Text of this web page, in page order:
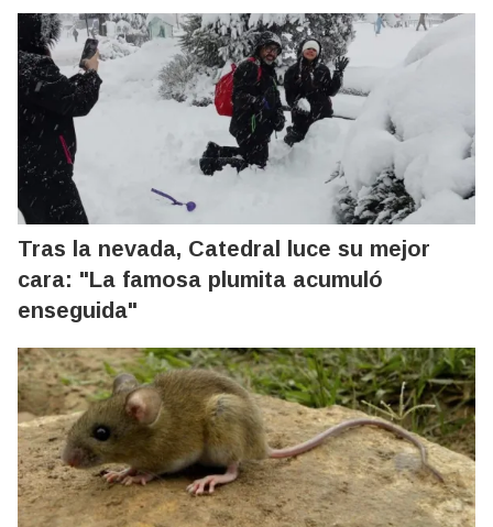
Tras la nevada, Catedral luce su mejor
cara: "La famosa plumita acumuló
enseguida"